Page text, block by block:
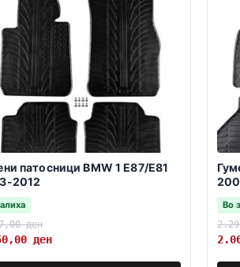
патосници BMW 1 E87/E81
2012
ден
ден
Во